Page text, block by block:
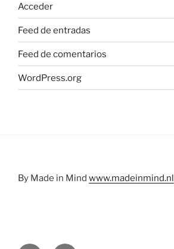
Acceder
Feed de entradas
Feed de comentarios
WordPress.org
By Made in Mind www.madeinmind.nl